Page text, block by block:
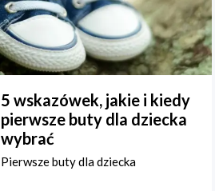
5 wskazówek, jakie i kiedy
pierwsze buty dla dziecka
wybrać
Pierwsze buty dla dziecka